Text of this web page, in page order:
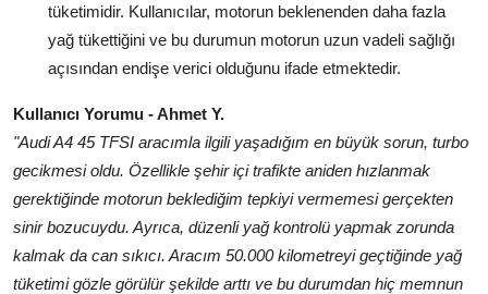
tüketimidir. Kullanıcılar, motorun beklenenden daha fazla
yağ tükettiğini ve bu durumun motorun uzun vadeli sağlığı
açısından endişe verici olduğunu ifade etmektedir.
Kullanıcı Yorumu - Ahmet Y.
"Audi A4 45 TFSI aracımla ilgili yaşadığım en büyük sorun, turbo
gecikmesi oldu. Özellikle şehir içi trafikte aniden hızlanmak
gerektiğinde motorun beklediğim tepkiyi vermemesi gerçekten
sinir bozucuydu. Ayrıca, düzenli yağ kontrolü yapmak zorunda
kalmak da can sıkıcı. Aracım 50.000 kilometreyi geçtiğinde yağ
tüketimi gözle görülür şekilde arttı ve bu durumdan hiç memnun